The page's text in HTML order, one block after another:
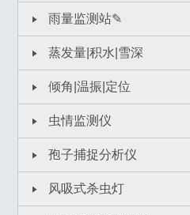
雨量监测站✎
蒸发量|积水|雪深
倾角|温振|定位
虫情监测仪
孢子捕捉分析仪
风吸式杀虫灯